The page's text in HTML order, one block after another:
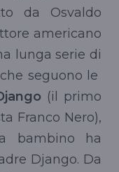
da Osvaldo
americano
lunga serie di
seguono le
(il primo
Franco Nero),
bambino ha
Django. Da